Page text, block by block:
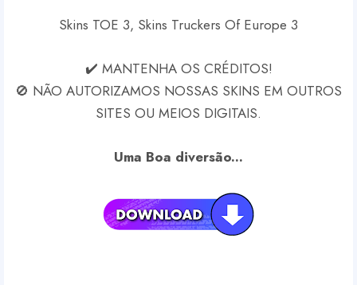
Skins TOE 3, Skins Truckers Of Europe 3
✔️ MANTENHA OS CRÉDITOS!
🚫 NÃO AUTORIZAMOS NOSSAS SKINS EM OUTROS
SITES OU MEIOS DIGITAIS.
Uma Boa diversão...